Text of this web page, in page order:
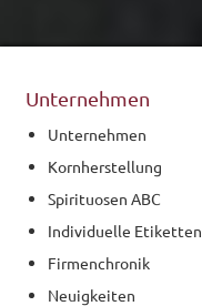
Unternehmen
Unternehmen
Kornherstellung
Spirituosen ABC
Individuelle Etiketten
Firmenchronik
Neuigkeiten